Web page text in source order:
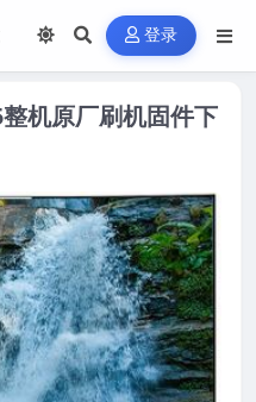
登录
机原厂刷机固件下